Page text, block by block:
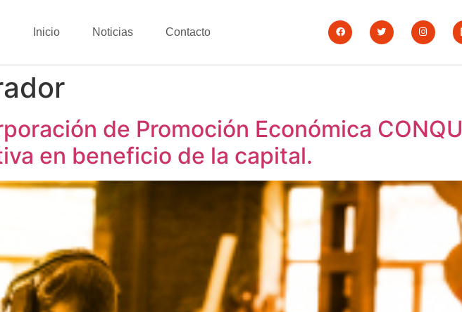
Inicio Noticias Contacto
de Promoción Económica
en beneficio de la capital.